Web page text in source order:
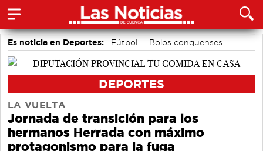
Es noticia en Deportes: Fútbol
Bolos conquenses
Bádminton
Motor
DEPORTES
LA VUELTA
Jornada de transición para los
hermanos Herrada con máximo
protagonismo para la fuga